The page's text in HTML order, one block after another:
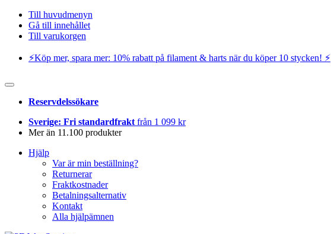
Till huvudmenyn
Gå till innehållet
Till varukorgen
⚡️Köp mer, spara mer: 10% rabatt på filament & harts när du köper 10 stycken! ⚡️
Reservdelssökare
Sverige: Fri standardfrakt från 1 099 kr
Mer än 11.100 produkter
Hjälp
Var är min beställning?
Returnerar
Fraktkostnader
Betalningsalternativ
Kontakt
Alla hjälpämnen